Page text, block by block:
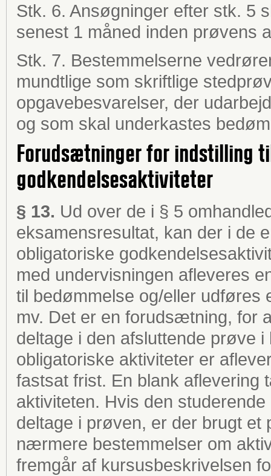
Stk. 6. Ansøgninger efter stk. 5
senest 1 måned inden prøvens
Stk. 7. Bestemmelserne
mundtlige som skriftlige
opgavebesvarelser, der
og som skal underkastes
Forudsætninger for indstilling
godkendelsesaktiviteter
§ 13. Ud over de i § 5
eksamensresultat, kan der i de
obligatoriske
med undervisningen afleveres
til bedømmelse og/eller
mv. Det er en forudsætning, for
deltage i den afsluttende prøve
obligatoriske aktiviteter er
fastsat frist. En blank
aktiviteten. Hvis den
deltage i prøven, er der brugt
nærmere bestemmelser om
fremgår af kursusbeskrivelsen